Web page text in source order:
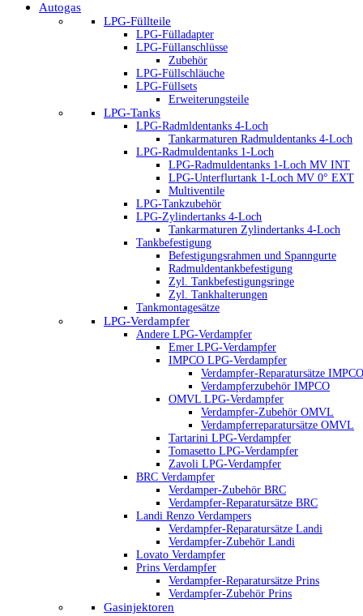
Autogas
LPG-Füllteile
LPG-Fülladapter
LPG-Füllanschlüsse
Zubehör
LPG-Füllschläuche
LPG-Füllsets
Erweiterungsteile
LPG-Tanks
LPG-Radmldentanks 4-Loch
Tankarmaturen Radmuldentanks 4-Loch
LPG-Radmuldentanks 1-Loch
LPG-Radmuldentanks 1-Loch MV INT
LPG-Unterflurtank 1-Loch MV 0° EXT
Multiventile
LPG-Tankzubehör
LPG-Zylindertanks 4-Loch
Tankarmaturen Zylindertanks 4-Loch
Tankbefestigung
Befestigungsrahmen und Spanngurte
Radmuldentankbefestigung
Zyl. Tankbefestigungsringe
Zyl. Tankhalterungen
Tankmontagesätze
LPG-Verdampfer
Andere LPG-Verdampfer
Emer LPG-Verdampfer
IMPCO LPG-Verdampfer
Verdampfer-Reparatursätze IMPCO
Verdampferzubehör IMPCO
OMVL LPG-Verdampfer
Verdampfer-Zubehör OMVL
Verdampferreparatursätze OMVL
Tartarini LPG-Verdampfer
Tomasetto LPG-Verdampfer
Zavoli LPG-Verdampfer
BRC Verdampfer
Verdamper-Zubehör BRC
Verdampfer-Reparatursätze BRC
Landi Renzo Verdampers
Verdampfer-Reparatursätze Landi
Verdampfer-Zubehör Landi
Lovato Verdampfer
Prins Verdampfer
Verdampfer-Reparatursätze Prins
Verdampfer-Zubehör Prins
Gasinjektoren